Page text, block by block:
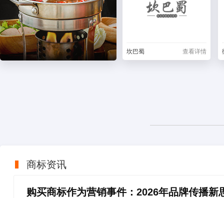
坎巴蜀 查看详情
商标资讯
购买商标作为营销事件：2026年品牌传播新